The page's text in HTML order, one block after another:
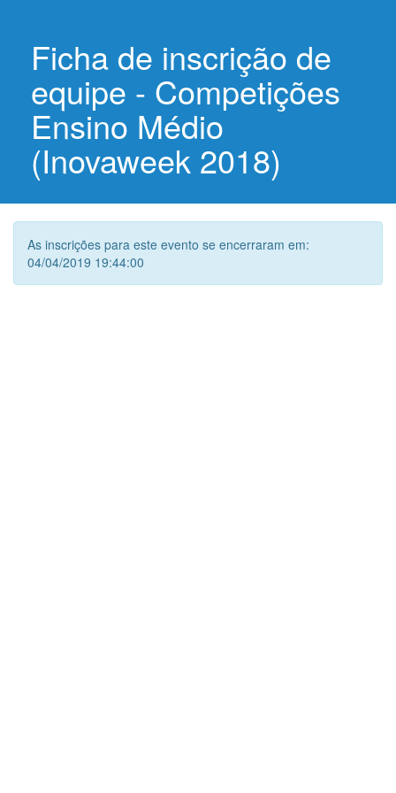
Ficha de inscrição de
equipe - Competições
Ensino Médio
(Inovaweek 2018)
As inscrições para este evento se encerraram em:
04/04/2019 19:44:00